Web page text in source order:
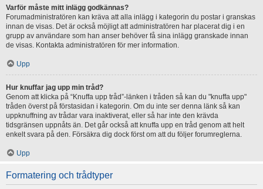
Varför måste mitt inlägg godkännas?
Forumadministratören kan kräva att alla inlägg i kategorin du postar i granskas
innan de visas. Det är också möjligt att administratören har placerat dig i en
grupp av användare som han anser behöver få sina inlägg granskade innan
de visas. Kontakta administratören för mer information.
Upp
Hur knuffar jag upp min tråd?
Genom att klicka på “Knuffa upp tråd”-länken i tråden så kan du "knuffa upp"
tråden överst på förstasidan i kategorin. Om du inte ser denna länk så kan
uppknuffning av trådar vara inaktiverat, eller så har inte den krävda
tidsgränsen uppnåts än. Det går också att knuffa upp en tråd genom att helt
enkelt svara på den. Försäkra dig dock först om att du följer forumreglerna.
Upp
Formatering och trådtyper